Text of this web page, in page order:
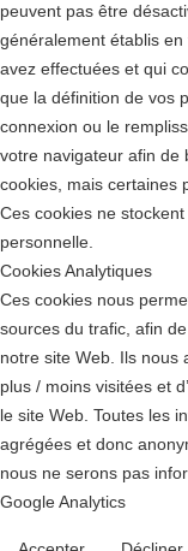
peuvent pas être
généralement établis
avez effectuées et qui
que la définition de vos
connexion ou le
votre navigateur afin de
cookies, mais certaines
Ces cookies ne
personnelle.
Cookies Analytiques
Ces cookies nous
sources du trafic, afin
notre site Web. Ils nous
plus / moins visitées et
le site Web. Toutes les
agrégées et donc
nous ne serons pas
Google Analytics